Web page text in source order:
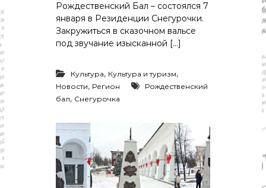
Рождественский Бал – состоялся 7
января в Резиденции Снегурочки.
Закружиться в сказочном вальсе
под звучание изысканной […]
Культура, Культура и туризм,
Новости, Регион
Рождественский
бал, Снегурочка